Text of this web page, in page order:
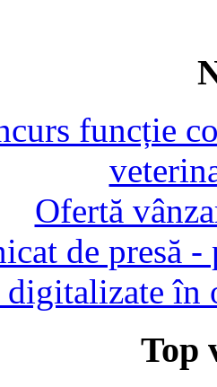
funcție
Ofertă
de presă
digitalizate în
Top